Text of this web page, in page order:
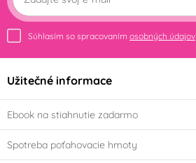
Súhlasím so spracovaním osobných údajov
Užitečné informace
Ebook na stiahnutie zadarmo
Spotreba poťahovacie hmoty